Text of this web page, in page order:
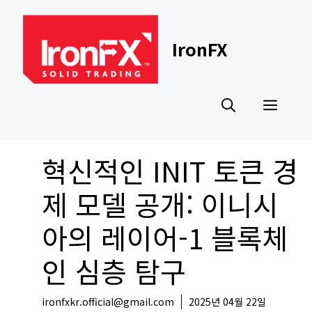
content
IronFX
혁신적인 INIT 토큰 경
제 모델 공개: 이니시
아의 레이어-1 블록체
인 심층 탐구
ironfxkr.official@gmail.com 2025년 04월 22일